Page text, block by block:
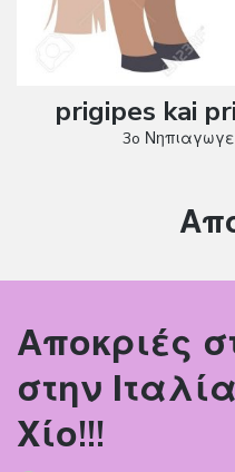
prigipes kai
3o
Αποκριές
στην
Χίο!!!